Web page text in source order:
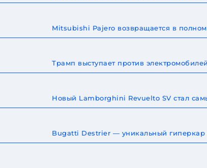
Mitsubishi Pajero возвращается в
Трамп выступает против электромобилей
Новый Lamborghini Revuelto SV стал
Bugatti Destrier — уникальный гиперкар